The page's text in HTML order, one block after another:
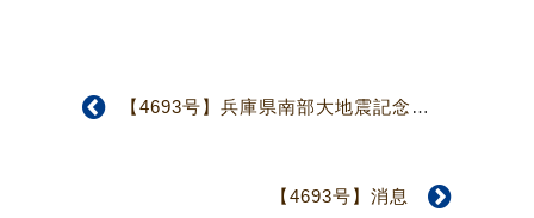
【4693号】兵庫県南部大地震記念の日 追悼礼拝
【4693号】消息